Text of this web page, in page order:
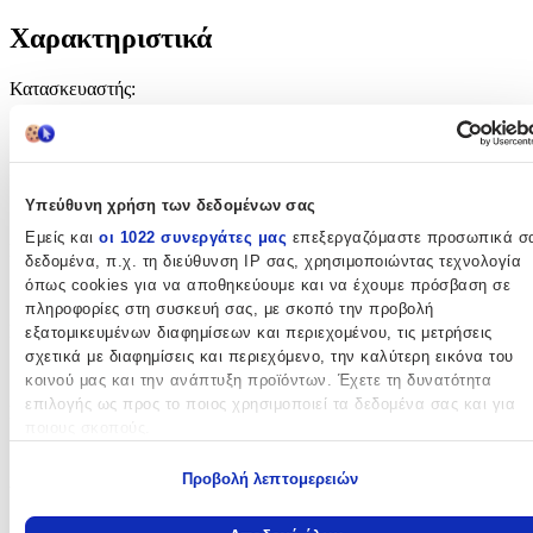
Υπεύθυνη χρήση των δεδομένων σας
Εμείς και οι 1022 συνεργάτες μας επεξεργαζόμαστε προσωπικά
δεδομένα, π.χ. τη διεύθυνση IP σας, χρησιμοποιώντας τεχνολογία
όπως cookies για να αποθηκεύουμε και να έχουμε πρόσβαση σε
πληροφορίες στη συσκευή σας, με σκοπό την προβολή
εξατομικευμένων διαφημίσεων και περιεχομένου, τις μετρήσεις
σχετικά με διαφημίσεις και περιεχόμενο, την καλύτερη εικόνα του
κοινού μας και την ανάπτυξη προϊόντων. Έχετε τη δυνατότητα
επιλογής ως προς το ποιος χρησιμοποιεί τα δεδομένα σας και για
Εάν μας επιτρέπετε, θα θέλαμε επίσης:
τοποθεσία, οι οποίες μπορεί να είναι ακριβείς σε απόσταση
Προβολή λεπτομερειών
Χαρακτηριστικά
Κατασκευαστής:
Ηλικία:
18+ Μηνών
Εκπαιδευτικά
Όχι
Κύβοι:
Όχι
Μεγάλα: